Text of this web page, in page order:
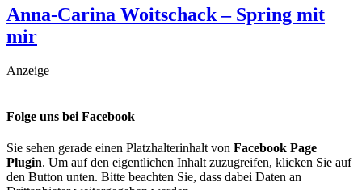
Anna-Carina Woitschack – Spring mit
mir
Anzeige
Folge uns bei Facebook
Sie sehen gerade einen Platzhalterinhalt von Facebook Page
Plugin. Um auf den eigentlichen Inhalt zuzugreifen, klicken Sie auf
den Button unten. Bitte beachten Sie, dass dabei Daten an